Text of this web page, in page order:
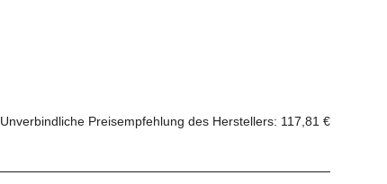
Unverbindliche Preisempfehlung des Herstellers: 117,81 €